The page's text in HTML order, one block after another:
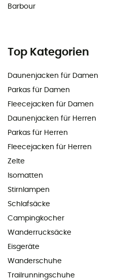
Barbour
Top Kategorien
Daunenjacken für Damen
Parkas für Damen
Fleecejacken für Damen
Daunenjacken für Herren
Parkas für Herren
Fleecejacken für Herren
Zelte
Isomatten
Stirnlampen
Schlafsäcke
Campingkocher
Wanderrucksäcke
Eisgeräte
Wanderschuhe
Trailrunningschuhe